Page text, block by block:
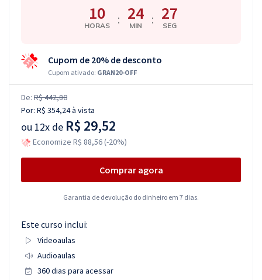
10
HORAS : 24
MIN : 26
SEG
Cupom de 20% de desconto
Cupom ativado: GRAN20-OFF
De: R$ 442,80
Por: R$ 354,24à vista
ou 12x de R$ 29,52
Economize R$ 88,56 (-20%)
Comprar agora
Garantia de devolução do dinheiro em 7 dias.
Este curso inclui:
Videoaulas
Audioaulas
360 dias para acessar